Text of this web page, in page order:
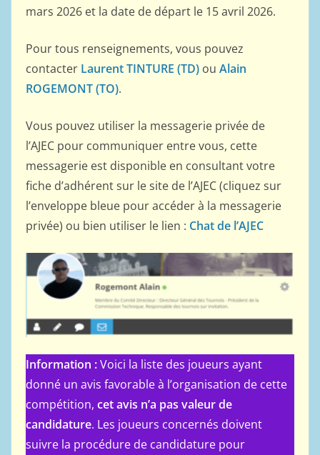
mars 2026 et la date de départ le 15 avril 2026.
Pour tous renseignements, vous pouvez
contacter Laurent TINTURE (TD) ou Alain
ROGEMONT (TO).
Vous pouvez utiliser la messagerie privée de
l’AJEC pour communiquer entre vous, cette
messagerie est disponible en consultant votre
fiche d’adhérent sur le site de l’AJEC (cliquez sur
l’enveloppe bleue pour accéder à la messagerie
privée) ou bien utiliser le lien : Chat de l’AJEC
Information :Voici la liste des joueurs ayant
donné un avis favorable à l’organisation de cette
compétition, cet avis n’a pas valeur de
candidature. Les joueurs concernés doivent
suivre la procédure de candidature pour